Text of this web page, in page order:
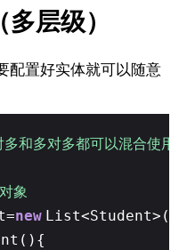
层级）
配置好实体就可以随意
多对多都可以混合使用
象
new List<Student>();